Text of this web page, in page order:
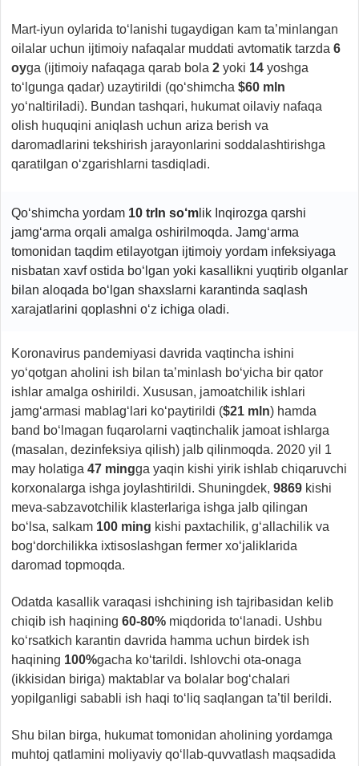
Mart-iyun oylarida to‘lanishi tugaydigan kam ta’minlangan
oilalar uchun ijtimoiy nafaqalar muddati avtomatik tarzda 6
oyga (ijtimoiy nafaqaga qarab bola 2 yoki 14 yoshga
to‘lgunga qadar) uzaytirildi (qo‘shimcha $60 mln
yo‘naltiriladi). Bundan tashqari, hukumat oilaviy nafaqa
olish huquqini aniqlash uchun ariza berish va
daromadlarini tekshirish jarayonlarini soddalashtirishga
qaratilgan o‘zgarishlarni tasdiqladi.
Qo‘shimcha yordam 10 trln so‘m lik Inqirozga qarshi
jamg‘arma orqali amalga oshirilmoqda. Jamg‘arma
tomonidan taqdim etilayotgan ijtimoiy yordam infeksiyaga
nisbatan xavf ostida bo‘lgan yoki kasallikni yuqtirib olganlar
bilan aloqada bo‘lgan shaxslarni karantinda saqlash
xarajatlarini qoplashni o‘z ichiga oladi.
Koronavirus pandemiyasi davrida vaqtincha ishini
yo‘qotgan aholini ish bilan ta’minlash bo‘yicha bir qator
ishlar amalga oshirildi. Xususan, jamoatchilik ishlari
jamg‘armasi mablag‘lari ko‘paytirildi ($21 mln) hamda
band bo‘lmagan fuqarolarni vaqtinchalik jamoat ishlarga
(masalan, dezinfeksiya qilish) jalb qilinmoqda. 2020 yil 1
may holatiga 47 mingga yaqin kishi yirik ishlab chiqaruvchi
korxonalarga ishga joylashtirildi. Shuningdek, 9869 kishi
meva-sabzavotchilik klasterlariga ishga jalb qilingan
bo‘lsa, salkam 100 ming kishi paxtachilik, g‘allachilik va
bog‘dorchilikka ixtisoslashgan fermer xo‘jaliklarida
daromad topmoqda.
Odatda kasallik varaqasi ishchining ish tajribasidan kelib
chiqib ish haqining 60-80% miqdorida to‘lanadi. Ushbu
ko‘rsatkich karantin davrida hamma uchun birdek ish
haqining 100%gacha ko‘tarildi. Ishlovchi ota-onaga
(ikkisidan biriga) maktablar va bolalar bog‘chalari
yopilganligi sababli ish haqi to‘liq saqlangan ta’til berildi.
Shu bilan birga, hukumat tomonidan aholining yordamga
muhtoj qatlamini moliyaviy qo‘llab-quvvatlash maqsadida